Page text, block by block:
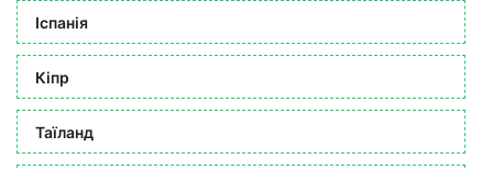
Іспанія
Кіпр
Таїланд